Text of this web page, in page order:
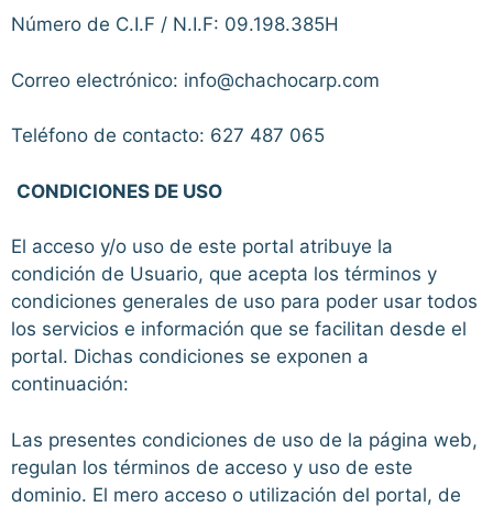
Número de C.I.F / N.I.F: 09.198.385H
Correo electrónico: info@chachocarp.com
Teléfono de contacto: 627 487 065
CONDICIONES DE USO
El acceso y/o uso de este portal atribuye la
condición de Usuario, que acepta los términos y
condiciones generales de uso para poder usar todos
los servicios e información que se facilitan desde el
portal. Dichas condiciones se exponen a
continuación:
Las presentes condiciones de uso de la página web,
regulan los términos de acceso y uso de este
dominio. El mero acceso o utilización del portal, de